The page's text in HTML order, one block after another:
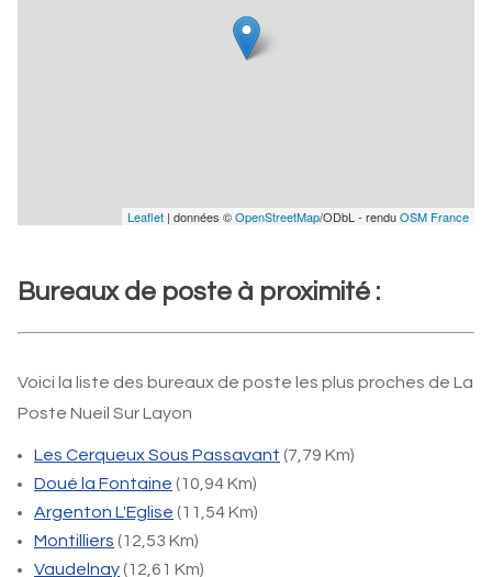
Leaflet | données ©OpenStreetMap/ODbL - renduOSM France
Bureaux de poste à proximité :
Voici la liste des bureaux de poste les plus proches de La
Poste Nueil Sur Layon
Les Cerqueux Sous Passavant (7,79 Km)
Doué la Fontaine (10,94 Km)
Argenton L'Eglise (11,54 Km)
Montilliers (12,53 Km)
Vaudelnay(12,61 Km)